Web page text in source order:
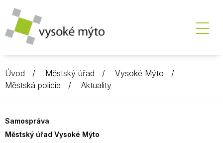
Úvod Městský úřad
Vysoké Mýto
Městská policie
Aktuality
Samospráva
Městský úřad Vysoké Mýto